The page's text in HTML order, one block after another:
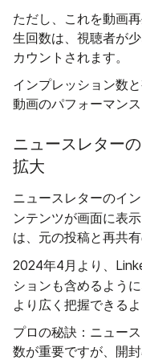
ただし、これを動画
生回数は、視聴者が
カウントされます。
インプレッション数
動画のパフォーマン
ニュースレター
拡大
ニュースレターのイ
ンテンツが画面に表
は、元の投稿と再共
2024年4月より、
ション も含めるよう
より広く把握できる
プロの秘訣：ニュー
数が重要ですが、開